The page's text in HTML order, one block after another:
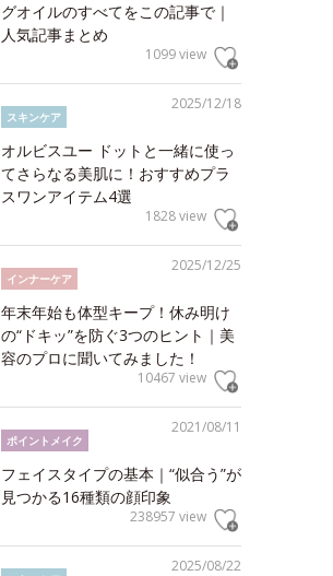
グオイルのすべてをこの記事で｜
人気記事まとめ
1099 view
2025/12/18
スキンケア
オルビスユー ドットと一緒に使っ
てさらなる美肌に！おすすめプラ
スワンアイテム4選
1828 view
2025/12/25
インナーケア
年末年始も体型キープ！休み明け
の“ドキッ”を防ぐ3つのヒント｜美
容のプロに聞いてみました！
10467 view
2021/08/11
ポイントメイク
フェイスタイプの基本｜“似合う”が
見つかる16種類の顔印象
238957 view
2025/08/22